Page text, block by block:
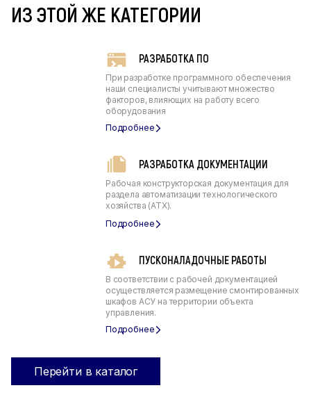
ИЗ ЭТОЙ ЖЕ КАТЕГОРИИ
РАЗРАБОТКА ПО
При разработке программного обеспечения
наши специалисты учитывают множество
факторов, влияющих на работу всего
оборудования
РАЗРАБОТКА ДОКУМЕНТАЦИИ
Рабочая конструкторская документация для
раздела автоматизации технологического
хозяйства (АТХ).
ПУСКОНАЛАДОЧНЫЕ РАБОТЫ
В соответствии с рабочей документацией
осуществляется размещение смонтированных
шкафов АСУ на территории объекта
управления.
Перейти в каталог